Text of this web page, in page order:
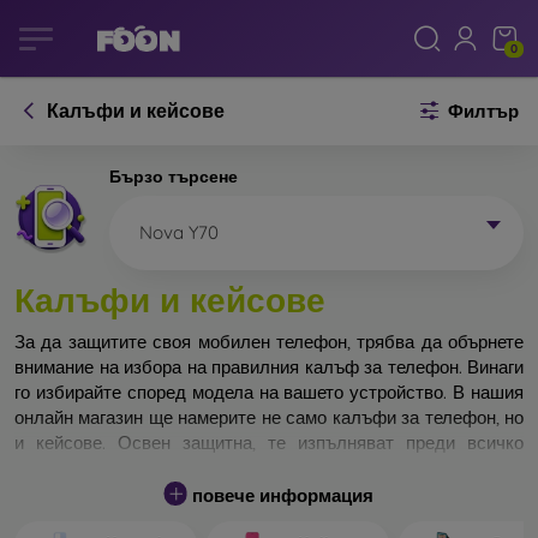
0
Калъфи и кейсове Филтър
Бързо търсене
Nova Y70
Калъфи и кейсове
За да защитите своя мобилен телефон, трябва да обърнете
внимание на избора на правилния калъф за телефон. Винаги
го избирайте според модела на вашето устройство. В нашия
онлайн магазин ще намерите не само калъфи за телефон, но
и кейсове. Освен защитна, те изпълняват преди всичко
Кейса за телефон може да бъде наречен и заден капак. Той е
повече информация